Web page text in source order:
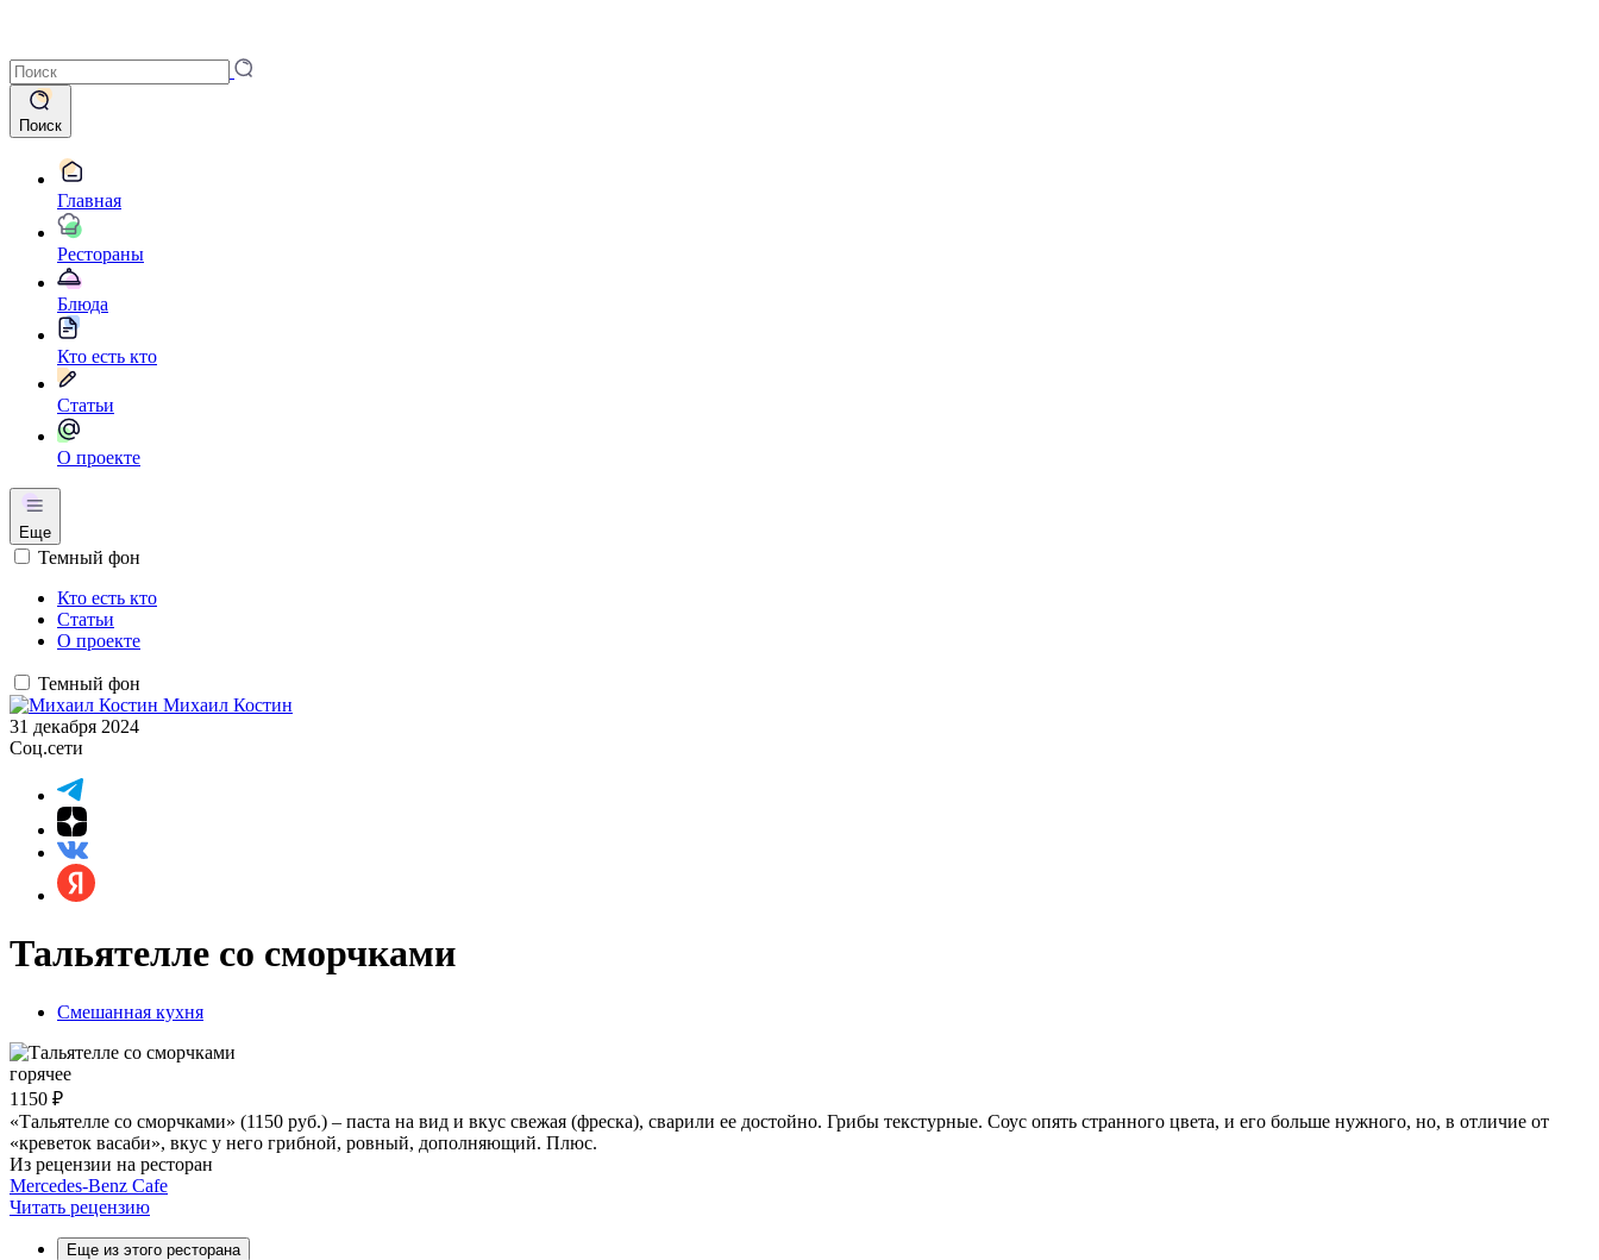
Поиск
Главная
Рестораны
Блюда
Кто есть кто
Статьи
О проекте
Еще
Темный фон
Кто есть кто
Статьи
О проекте
Темный фон
Михаил Костин
31 декабря 2024
Соц.сети
Тальятелле со сморчками
Смешанная кухня
горячее
1150 ₽
«Тальятелле со сморчками» (1150 руб.) – паста на вид и вкус свежая (фреска), сварили ее достойно. Грибы текстурные. Соус опять странного цвета, и его больше нужного, но, в отличие от
«креветок васаби», вкус у него грибной, ровный, дополняющий. Плюс.
Из рецензии на ресторан
Mercedes-Benz Cafe
Читать рецензию
Еще из этого ресторана